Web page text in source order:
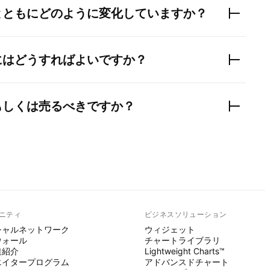
もにどのように変化していますか？
どうすればよいですか？
くは売るべきですか？
ティ
ャルネットワーク
ール
紹介
イタープログラム
ビジネスソリューション
ウィジェット
チャートライブラリ
Lightweight Charts™
アドバンスドチャート